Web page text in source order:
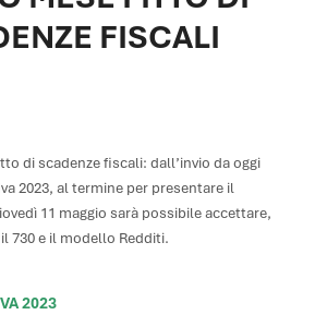
FISCALI
di scadenze fiscali: dall’invio da oggi
2023, al termine per presentare il
11 maggio sarà possibile accettare,
730 e il modello Redditi.
2023